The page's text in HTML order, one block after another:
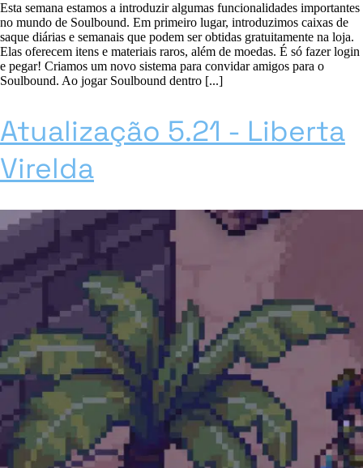
Esta semana estamos a introduzir algumas funcionalidades importantes
no mundo de Soulbound. Em primeiro lugar, introduzimos caixas de
saque diárias e semanais que podem ser obtidas gratuitamente na loja.
Elas oferecem itens e materiais raros, além de moedas. É só fazer login
e pegar! Criamos um novo sistema para convidar amigos para o
Soulbound. Ao jogar Soulbound dentro [...]
Atualização 5.21 - Liberta
Virelda